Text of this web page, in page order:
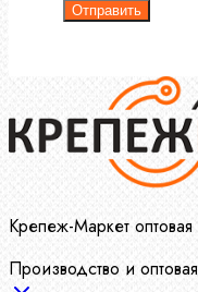
Отправить
Крепеж-Маркет
Производство и